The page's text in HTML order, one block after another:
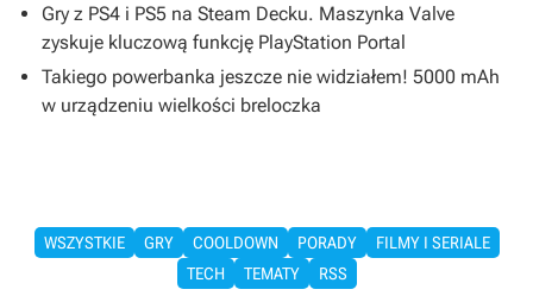
Gry z PS4 i PS5 na Steam Decku. Maszynka Valve
zyskuje kluczową funkcję PlayStation Portal
Takiego powerbanka jeszcze nie widziałem! 5000 mAh
w urządzeniu wielkości breloczka
WSZYSTKIE GRY COOLDOWN PORADY
FILMY I SERIALE
TECH
TEMATY RSS